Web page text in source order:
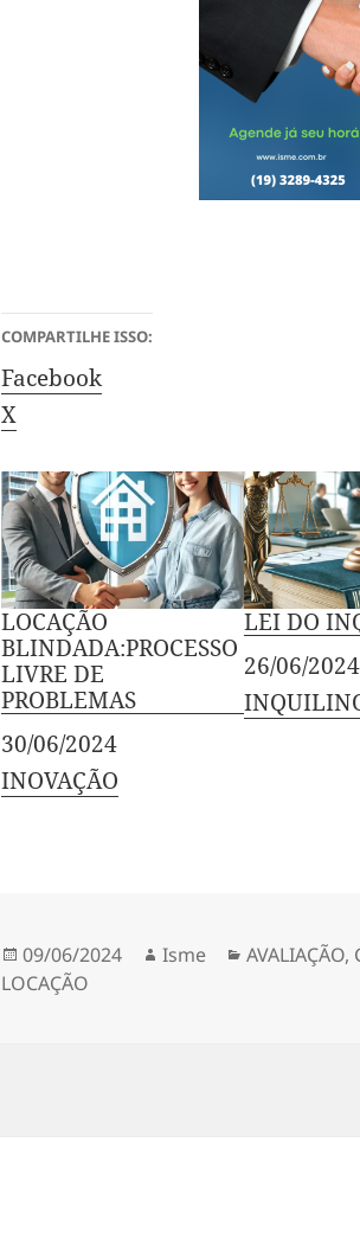
COMPARTILHE ISSO:
Facebook
X
LOCAÇÃO
BLINDADA:PROCESSO
LIVRE DE
PROBLEMAS
Data
30/06/2024
Em relação a
INOVAÇÃO
LEI DO
Data
26/06/2024
Em
Publicado
em
09/06/2024 Autor
Isme Categorias
AVALIAÇÃO,
LOCAÇÃO